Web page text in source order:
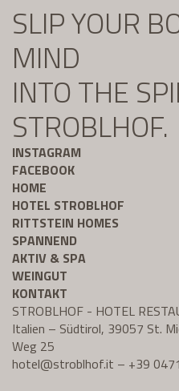
SLIP YOUR
MIND
INTO THE
STROBLHOF.
INSTAGRAM
FACEBOOK
HOME
HOTEL STROBLHOF
RITTSTEIN HOMES
SPANNEND
AKTIV & SPA
WEINGUT
KONTAKT
STROBLHOF - HOTEL
Italien – Südtirol, 39057 St.
Weg 25
hotel@stroblhof.it – +39